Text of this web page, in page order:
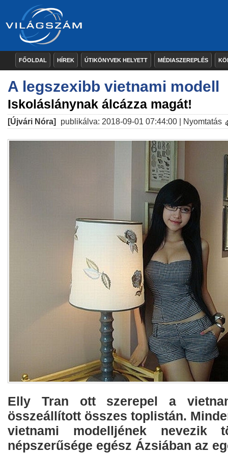
FŐOLDAL HÍREK ÚTIKÖNYVEK HELYETT MÉDIASZEREPLÉS
A legszexibb vietnami modell
Iskoláslánynak álcázza magát!
[Újvári Nóra] publikálva: 2018-09-01 07:44:00 | Nyomtatás
Elly Tran ott szerepel a
összeállított összes toplistán.
vietnami modelljének nevezik
népszerűsége egész Ázsiában az